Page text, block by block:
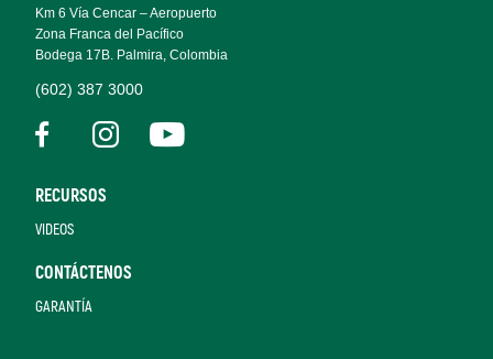
Km 6 Vía Cencar – Aeropuerto
Zona Franca del Pacífico
Bodega 17B. Palmira, Colombia
(602) 387 3000
RECURSOS
VIDEOS
CONTÁCTENOS
GARANTÍA